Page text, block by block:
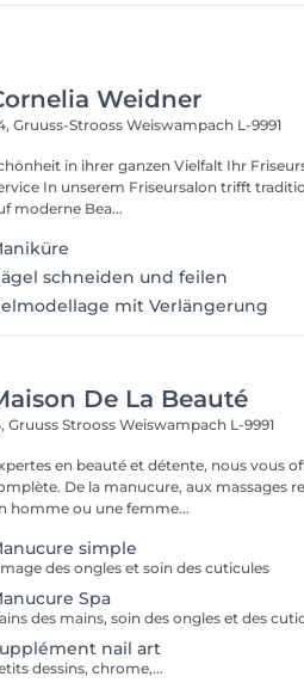
Weidner
Gruuss-StroossWeiswampach L-9991
in ihrer ganzen Vielfalt Ihr Friseursalon mit Rundum-
Friseursalon trifft traditionelles Friseurhandwerk
moderne Bea...
schneiden und feilen
mit Verlängerung
De La Beauté
Gruuss StroossWeiswampach L-9991
en beauté et détente, nous vous
De la manucure, aux massages
homme ou une femme...
simple
des ongles et soin des cuticules
Spa
nail art
dessins, chrome,...